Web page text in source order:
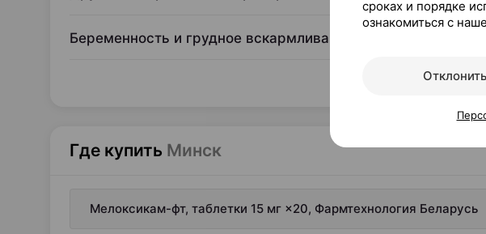
Беременность и грудное вскармливание
Читать полностью
Где купить Минск
Мелоксикам-фт, таблетки 15 мг ×20, Фармтехнология Беларусь
сроках и порядке
ознакомиться с
Отклонить